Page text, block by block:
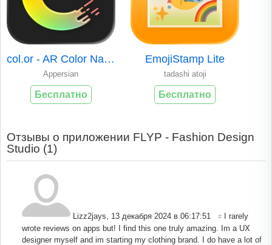
col.or - AR Color Name Finder
Appersian
Бесплатно
EmojiStamp Lite
tadashi atoji
Бесплатно
Отзывы о приложении FLYP - Fashion Design
Studio (1)
Lizz2jays 13 декабря 2024 в 06:17:51 # I rarely
wrote reviews on apps but! I find this one truly amazing. Im a UX
designer myself and im starting my clothing brand. I do have a lot of